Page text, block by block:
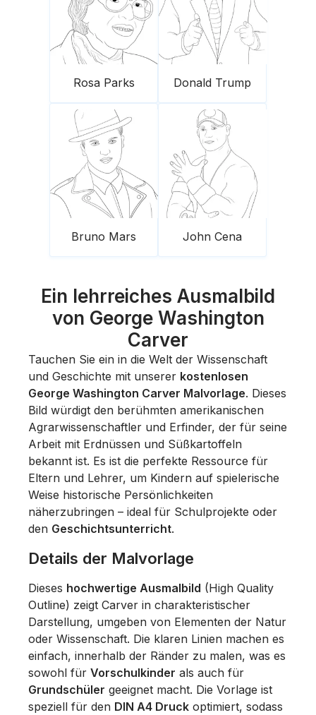
Rosa Parks Donald Trump
Bruno Mars John Cena
Ein lehrreiches Ausmalbild
von George Washington
Carver
Tauchen Sie ein in die Welt der Wissenschaft
und Geschichte mit unserer kostenlosen
George Washington Carver Malvorlage. Dieses
Bild würdigt den berühmten amerikanischen
Agrarwissenschaftler und Erfinder, der für seine
Arbeit mit Erdnüssen und Süßkartoffeln
bekannt ist. Es ist die perfekte Ressource für
Eltern und Lehrer, um Kindern auf spielerische
Weise historische Persönlichkeiten
näherzubringen – ideal für Schulprojekte oder
den Geschichtsunterricht.
Details der Malvorlage
Dieses hochwertige Ausmalbild (High Quality
Outline) zeigt Carver in charakteristischer
Darstellung, umgeben von Elementen der Natur
oder Wissenschaft. Die klaren Linien machen es
einfach, innerhalb der Ränder zu malen, was es
sowohl für Vorschulkinder als auch für
Grundschüler geeignet macht. Die Vorlage ist
speziell für den DIN A4 Druck optimiert, sodass